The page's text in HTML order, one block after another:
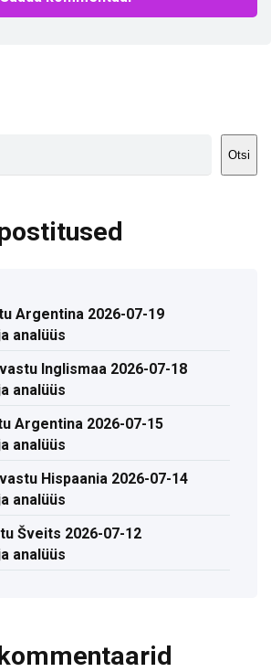
Otsi
Argentina 2026-07-19
analüüs
Inglismaa 2026-07-18
analüüs
Argentina 2026-07-15
analüüs
Hispaania 2026-07-14
analüüs
Šveits 2026-07-12
analüüs